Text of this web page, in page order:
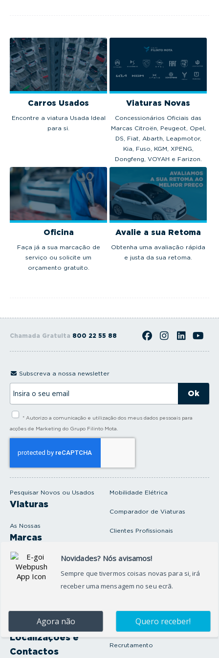
Carros Usados
Encontre a viatura Usada Ideal
para si.
Viaturas Novas
Concessionários Oficiais das
Marcas Citroën, Peugeot, Opel,
DS, Fiat, Abarth, Leapmotor,
Kia, Fuso, KGM, XPENG,
Dongfeng, VOYAH e Farizon.
Oficina
Faça já a sua marcação de
serviço ou solicite um
orçamento gratuito.
Avalie a sua Retoma
Obtenha uma avaliação rápida
e justa da sua retoma.
Chamada Gratuita 800 22 55 88
Pesquisar Novos ou Usados
Viaturas
As Nossas
Marcas
Produtos e serviços
Oficina
Onde Estamos
Localizações e
Contactos
Mobilidade Elétrica
Comparador de Viaturas
Clientes Profissionais
Seguros Protector
Artigos e Notícias
Recrutamento
Subscreva a nossa newsletter
s
l
* Autorizo a comunicação e utilização dos meus dados pessoais para
acções de Marketing do Grupo Filinto Mota.